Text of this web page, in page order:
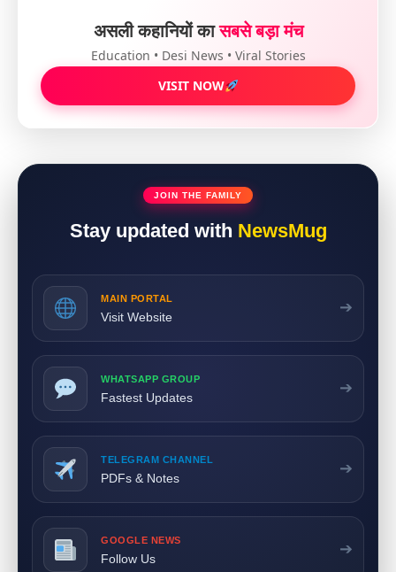
असली कहानियों कासबसे बड़ा मंच
Education • Desi News • Viral Stories
VISIT NOW
JOIN THE FAMILY
Stay updated with NewsMug
MAIN PORTAL
Visit Website
➔
WHATSAPP GROUP
Fastest Updates
➔
TELEGRAM CHANNEL
PDFs & Notes
➔
GOOGLE NEWS
Follow Us
➔